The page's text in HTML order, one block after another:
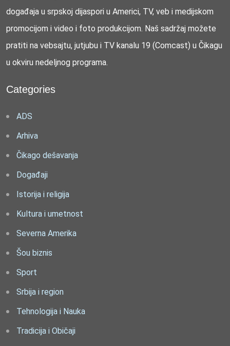
događaja u srpskoj dijaspori u Americi, TV, veb i medijskom
promocijom i video i foto produkcijom. Naš sadržaj možete
pratiti na vebsajtu, jutjubu i TV kanalu 19 (Comcast) u Čikagu
u okviru nedeljnog programa.
Categories
ADS
Arhiva
Čikago dešavanja
Događaji
Istorija i religija
Kultura i umetnost
Severna Amerika
Šou biznis
Sport
Srbija i region
Tehnologija i Nauka
Tradicija i Običaji